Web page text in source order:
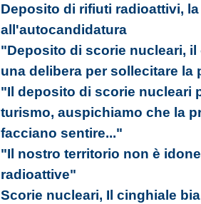
Deposito di rifiuti radioattivi,
all'autocandidatura
"Deposito di scorie nucleari,
una delibera per sollecitare
"Il deposito di scorie nucleari
turismo, auspichiamo che la
facciano sentire..."
"Il nostro territorio non è
radioattive"
Scorie nucleari, Il cinghiale